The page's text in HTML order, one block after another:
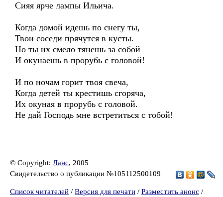
Сияя ярче лампы Ильича.
Когда домой идешь по снегу ты,
Твои соседи прячутся в кусты.
Но ты их смело тянешь за собой
И окунаешь в прорубь с головой!
И по ночам горит твоя свеча,
Когда детей ты крестишь сгоряча,
Их окуная в прорубь с головой.
Не дай Господь мне встретиться с тобой!
© Copyright: Ланс, 2005
Свидетельство о публикации №105112500109
Список читателей / Версия для печати / Разместить анонс /